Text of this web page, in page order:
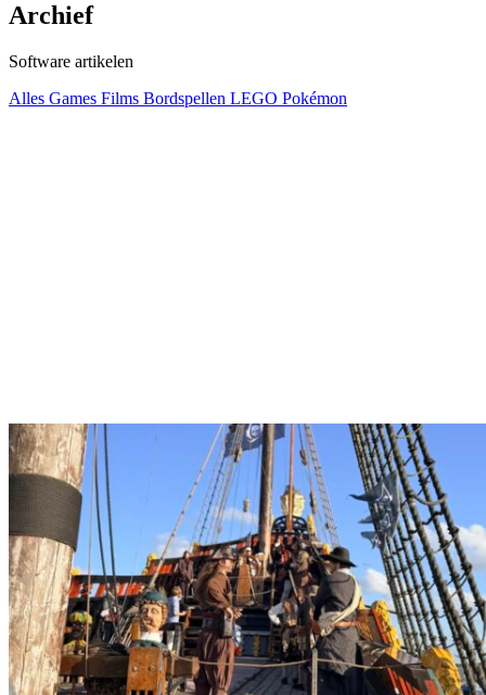
Archief
Software artikelen
Alles Games Films Bordspellen LEGO Pokémon